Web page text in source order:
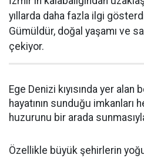
yıllarda daha fazla ilgi
Gümüldür, doğal yaşamı ve
çekiyor.
Ege Denizi kıyısında yer alan
hayatının sunduğu imkanları
huzurunu bir arada
Özellikle büyük şehirlerin